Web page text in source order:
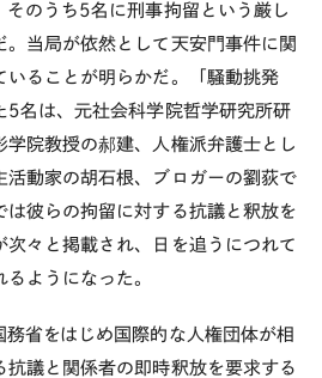
そのうち5名に刑事拘留という厳し
。当局が依然として天安門事件に関
いることが明らかだ。「騒動挑発
5名は、元社会科学院哲学研究所研
院教授の郝建、人権派弁護士とし
活動家の胡石根、ブロガーの劉荻で
は彼らの拘留に対する抗議と釈放を
々と掲載され、日を追うにつれて
るようになった。
省をはじめ国際的な人権団体が相
抗議と関係者の即時釈放を要求する